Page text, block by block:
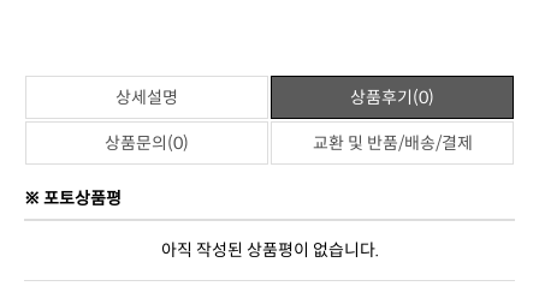
상세설명 상품후기(0)
상품문의(0) 교환 및 반품/배송/결제
※ 포토상품평
아직 작성된 상품평이 없습니다.